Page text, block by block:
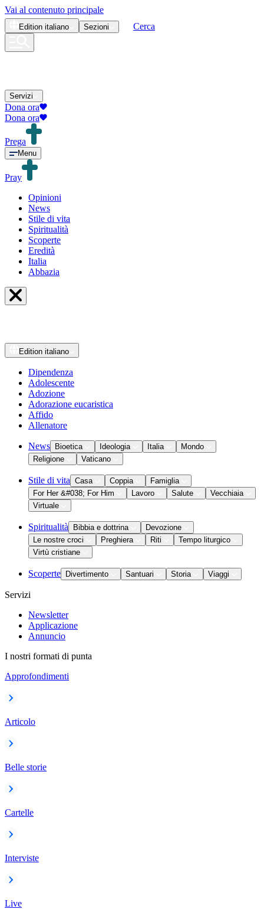
Vai al contenuto principale
Edition italiano Sezioni Cerca
Servizi
Dona ora
Dona ora
Prega
Menu
Pray
Opinioni
News
Stile di vita
Spiritualità
Scoperte
Eredità
Italia
Abbazia
Edition italiano
Dipendenza
Adolescente
Adozione
Adorazione eucaristica
Affido
Allenatore
News Bioetica Ideologia Italia
Mondo
Religione
Vaticano
Stile di vita Casa Coppia
Famiglia
For Her &#038; For Him
Lavoro Salute
Vecchiaia
Virtuale
Spiritualità Bibbia e dottrina
Devozione
Le nostre croci
Preghiera Riti
Tempo liturgico
Virtù cristiane
Scoperte Divertimento Santuari Storia Viaggi
Servizi
Newsletter
Applicazione
Annuncio
I nostri formati di punta
Approfondimenti
Articolo
Belle storie
Cartelle
Interviste
Live